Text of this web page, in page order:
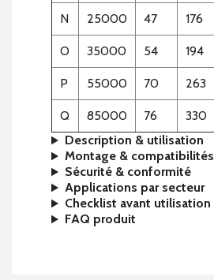
N 25000 47 176
O 35000 54 194
P 55000 70 263
Q 85000 76 330
Description & utilisation
Montage & compatibilités
Sécurité & conformité
Applications par secteur
Checklist avant utilisation
FAQ produit